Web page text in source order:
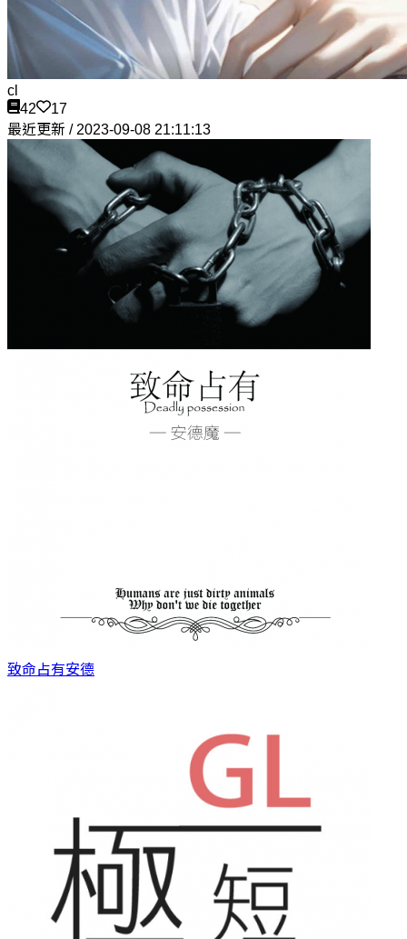
cl
42
17
最近更新 / 2023-09-08 21:11:13
致命占有安德